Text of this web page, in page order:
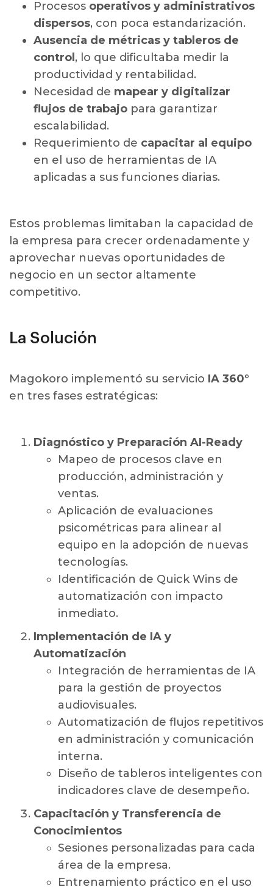
Procesos operativos y administrativos
dispersos, con poca estandarización.
Ausencia de métricas y tableros de
control , lo que dificultaba medir la
productividad y rentabilidad.
Necesidad de mapear y digitalizar
flujos de trabajo para garantizar
escalabilidad.
Requerimiento de capacitar al equipo
en el uso de herramientas de IA
aplicadas a sus funciones diarias.
Estos problemas limitaban la capacidad de
la empresa para crecer ordenadamente y
aprovechar nuevas oportunidades de
negocio en un sector altamente
competitivo.
La Solución
Magokoro implementó su servicio IA 360°
en tres fases estratégicas:
Diagnóstico y Preparación AI-Ready
Mapeo de procesos clave en
producción, administración y
ventas.
Aplicación de evaluaciones
psicométricas para alinear al
equipo en la adopción de nuevas
tecnologías.
Identificación de Quick Wins de
automatización con impacto
inmediato.
Implementación de IA y
Automatización
Integración de herramientas de IA
para la gestión de proyectos
audiovisuales.
Automatización de flujos repetitivos
en administración y comunicación
interna.
Diseño de tableros inteligentes con
indicadores clave de desempeño.
Capacitación y Transferencia de
Conocimientos
Sesiones personalizadas para cada
área de la empresa.
Entrenamiento práctico en el uso